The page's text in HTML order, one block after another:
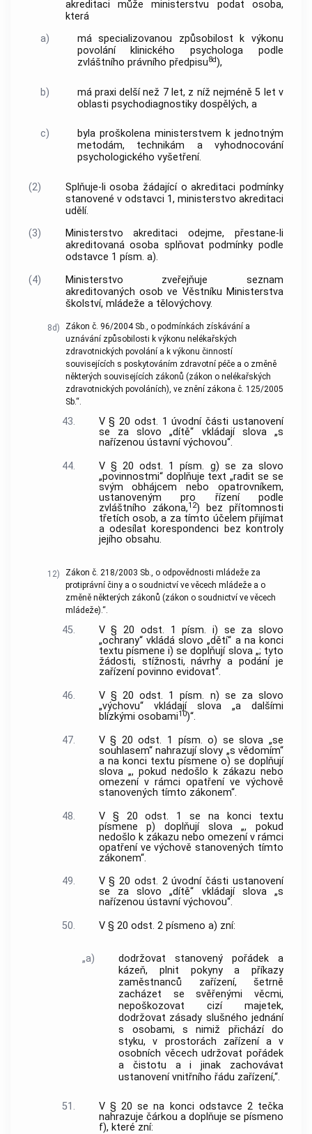
akreditaci může ministerstvu podat osoba,
která
a)
má specializovanou způsobilost k výkonu
povolání klinického psychologa podle
zvláštního právního předpisu8d),
b)
má praxi delší než 7 let, z níž nejméně 5 let v
oblasti psychodiagnostiky dospělých, a
c)
byla proškolena ministerstvem k jednotným
metodám, technikám a vyhodnocování
psychologického vyšetření.
(2)
Splňuje-li osoba žádající o akreditaci podmínky
stanovené v odstavci 1, ministerstvo akreditaci
udělí.
(3)
Ministerstvo akreditaci odejme, přestane-li
akreditovaná osoba splňovat podmínky podle
odstavce 1 písm. a).
(4)
Ministerstvo zveřejňuje seznam
akreditovaných osob ve Věstníku Ministerstva
školství, mládeže a tělovýchovy.
8d)
Zákon č. 96/2004 Sb., o podmínkách získávání a
uznávání způsobilosti k výkonu nelékařských
zdravotnických povolání a k výkonu činností
souvisejících s poskytováním zdravotní péče a o změně
některých souvisejících zákonů (zákon o nelékařských
zdravotnických povoláních), ve znění zákona č. 125/2005
Sb.“.
43.
V § 20 odst. 1 úvodní části ustanovení
se za slovo „dítě“ vkládají slova „s
nařízenou ústavní výchovou“.
44.
V § 20 odst. 1 písm. g) se za slovo
„povinnostmi“ doplňuje text „radit se se
svým obhájcem nebo opatrovníkem,
ustanoveným pro řízení podle
zvláštního zákona,12) bez přítomnosti
třetích osob, a za tímto účelem přijímat
a odesílat korespondenci bez kontroly
jejího obsahu.
12)
Zákon č. 218/2003 Sb., o odpovědnosti mládeže za
protiprávní činy a o soudnictví ve věcech mládeže a o
změně některých zákonů (zákon o soudnictví ve věcech
mládeže).“.
45.
V § 20 odst. 1 písm. i) se za slovo
„ochrany“ vkládá slovo „dětí“ a na konci
textu písmene i) se doplňují slova „; tyto
žádosti, stížnosti, návrhy a podání je
zařízení povinno evidovat“.
46.
V § 20 odst. 1 písm. n) se za slovo
„výchovu“ vkládají slova „a dalšími
blízkými osobami10)“.
47.
V § 20 odst. 1 písm. o) se slova „se
souhlasem“ nahrazují slovy „s vědomím“
a na konci textu písmene o) se doplňují
slova „, pokud nedošlo k zákazu nebo
omezení v rámci opatření ve výchově
stanovených tímto zákonem“.
48.
V § 20 odst. 1 se na konci textu
písmene p) doplňují slova „, pokud
nedošlo k zákazu nebo omezení v rámci
opatření ve výchově stanovených tímto
zákonem“.
49.
V § 20 odst. 2 úvodní části ustanovení
se za slovo „dítě“ vkládají slova „s
nařízenou ústavní výchovou“.
50.
V § 20 odst. 2 písmeno a) zní:
„a)
dodržovat stanovený pořádek a
kázeň, plnit pokyny a příkazy
zaměstnanců zařízení, šetrně
zacházet se svěřenými věcmi,
nepoškozovat cizí majetek,
dodržovat zásady slušného jednání
s osobami, s nimiž přichází do
styku, v prostorách zařízení a v
osobních věcech udržovat pořádek
a čistotu a i jinak zachovávat
ustanovení vnitřního řádu zařízení,“.
51.
V § 20 se na konci odstavce 2 tečka
nahrazuje čárkou a doplňuje se písmeno
f), které zní: